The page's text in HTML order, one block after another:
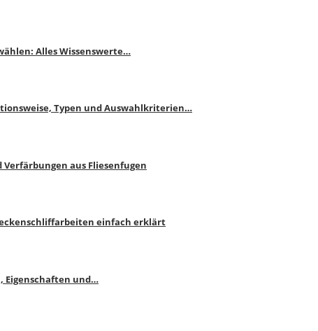
Alles Wissenswerte…
Typen und Auswahlkriterien…
aus Fliesenfugen
einfach erklärt
Eigenschaften und…